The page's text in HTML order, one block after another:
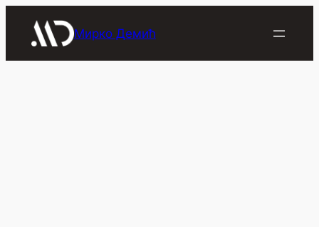
Мирко Демић